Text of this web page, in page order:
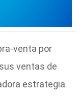
venta por
ventas de
estrategia